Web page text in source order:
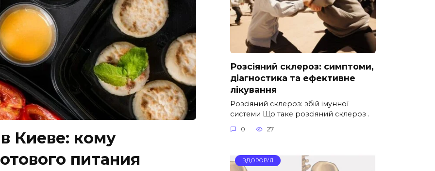
Киеве: кому
питания
Розсіяний склероз: симптоми,
діагностика та ефективне
лікування
Розсіяний склероз: збій імунної
системи Що таке розсіяний склероз .
0 27
ЗДОРОВ'Я